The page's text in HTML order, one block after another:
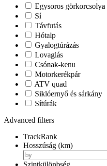
Egysoros görkorcsolya
Sí
Távfutás
Hótalp
Gyalogtúrázás
Lovaglás
Csónak-kenu
Motorkerékpár
ATV quad
Siklóernyő és sárkány
Sítúrák
Advanced filters
TrackRank
Hosszúság (km)
Szintkülönbség